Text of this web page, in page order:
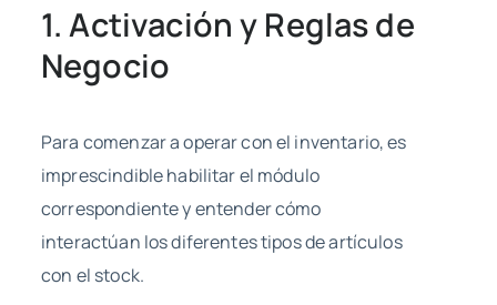
1. Activación y Reglas de
Negocio
Para comenzar a operar con el inventario, es
imprescindible habilitar el módulo
correspondiente y entender cómo
interactúan los diferentes tipos de artículos
con el stock.